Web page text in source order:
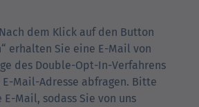
dem Klick auf den Button
erhalten Sie eine E-Mail von
des Double-Opt-In-Verfahrens
Mail-Adresse abfragen. Bitte
Mail, sodass Sie von uns